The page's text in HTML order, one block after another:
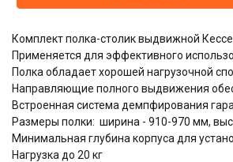
Комплект полка-столик выдвижной
Применяется для эффективного
Полка обладает хорошей нагрузочной
Направляющие полного выдвижения
Встроенная система демпфирования
Размеры полки: ширина - 910-970 мм,
Минимальная глубина корпуса для
Нагрузка до 20 кг